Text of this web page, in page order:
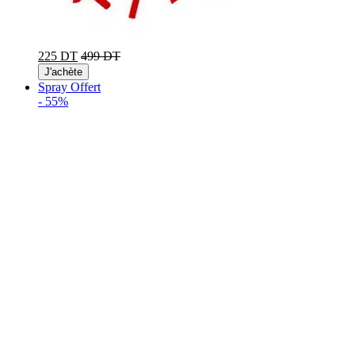
225 DT 499 DT
J'achète
Spray Offert
- 55%